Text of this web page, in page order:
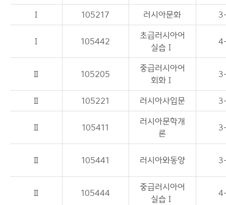
Ⅰ 105217 러시아문화
Ⅰ 105442
초급러시아어
실습Ⅰ
Ⅱ 105205
중급러시아어
회화Ⅰ
Ⅱ 105221 러시아사입문
Ⅱ 105411
러시아문학개
론
Ⅱ 105441 러시아와동양
Ⅱ 105444
중급러시아어
실습Ⅰ